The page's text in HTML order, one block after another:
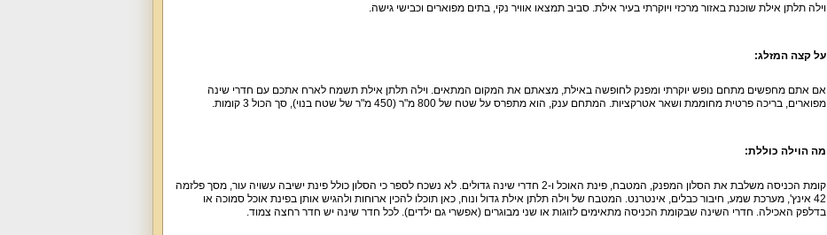
וילה תלתן אילת שוכנת באזור מרכזי ויוקרתי בעיר אילת. סביב תמצאו אוויר נקי, בתים מפוארים וכבישי גישה.
על קצה המזלג:
אם אתם מחפשים מתחם נופש יוקרתי ומפנק לחופשה באילת, מצאתם את המקום המתאים. וילה תלתן אילת תשמח לארח אתכם עם חדרי שינה
מפוארים, בריכה פרטית מחוממת ושאר אטרקציות. המתחם ענק, הוא מתפרס על שטח של 800 מ"ר (450 מ"ר של שטח בנוי), סך הכול 3 קומות.
מה הוילה כוללת:
קומת הכניסה משלבת את הסלון המפנק, המטבח, פינת האוכל ו-2 חדרי שינה גדולים. לא נשכח לספר כי הסלון כולל פינת ישיבה עשויה עור, מסך פלזמה
42 אינץ', מערכת שמע, חיבור כבלים, אינטרנט. המטבח של וילה תלתן אילת גדול ונוח, כאן תוכלו להכין ארוחות ולהגיש אותן בפינת אוכל סמוכה או
בדלפק האכילה. חדרי השינה שבקומת הכניסה מתאימים לזוגות או שני מבוגרים (אפשרי גם ילדים). לכל חדר שינה יש חדר רחצה צמוד.